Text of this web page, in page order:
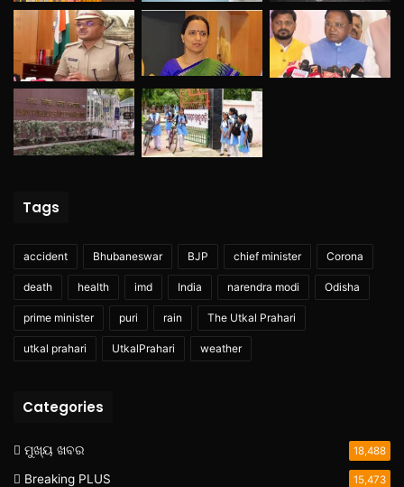
Tags
accident Bhubaneswar BJP chief minister Corona
death health imd India narendra modi Odisha
prime minister puri rain The Utkal Prahari
utkal prahari UtkalPrahari weather
Categories
ମୁଖ୍ୟ ଖବର 18,488
Breaking PLUS 15,473